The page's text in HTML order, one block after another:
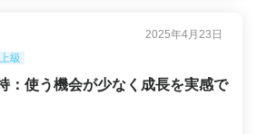
2025年4月23日
上級
：使う機会が少なく成長を実感で